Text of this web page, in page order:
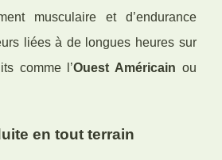
musculaire et d’endurance
liées à de longues heures sur
comme l’Ouest Américain ou
en tout terrain